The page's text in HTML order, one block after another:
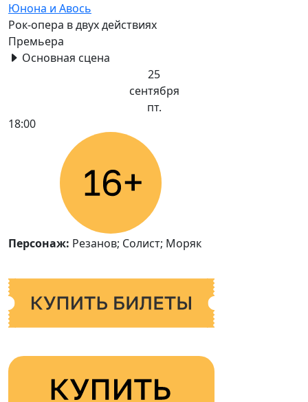
Юнона и Авось
Рок-опера в двух действиях
Премьера
Основная сцена
25
сентября
пт.
18:00
Персонаж: Резанов; Солист; Моряк